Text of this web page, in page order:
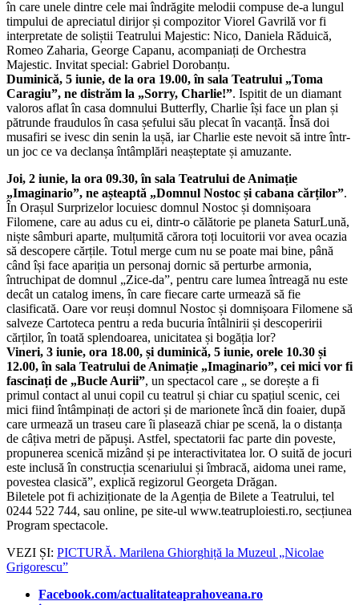
în care unele dintre cele mai îndrăgite melodii compuse de-a lungul
timpului de apreciatul dirijor și compozitor Viorel Gavrilă vor fi
interpretate de soliștii Teatrului Majestic: Nico, Daniela Răduică,
Romeo Zaharia, George Capanu, acompaniați de Orchestra
Majestic. Invitat special: Gabriel Dorobanțu.
Duminică, 5 iunie, de la ora 19.00, în sala Teatrului „Toma
Caragiu”, ne distrăm la „Sorry, Charlie!”. Ispitit de un diamant
valoros aflat în casa domnului Butterfly, Charlie își face un plan și
pătrunde fraudulos în casa șefului său plecat în vacanță. Însă doi
musafiri se ivesc din senin la ușă, iar Charlie este nevoit să intre într-
un joc ce va declanșa întâmplări neașteptate și amuzante.
Joi, 2 iunie, la ora 09.30, în sala Teatrului de Animație
„Imaginario”, ne așteaptă „Domnul Nostoc și cabana cărților”.
În Orașul Surprizelor locuiesc domnul Nostoc și domnișoara
Filomene, care au adus cu ei, dintr-o călătorie pe planeta SaturLună,
niște sâmburi aparte, mulțumită cărora toți locuitorii vor avea ocazia
să descopere cărțile. Totul merge cum nu se poate mai bine, până
când își face apariția un personaj dornic să perturbe armonia,
întruchipat de domnul „Zice-da”, pentru care lumea întreagă nu este
decât un catalog imens, în care fiecare carte urmează să fie
clasificată. Oare vor reuși domnul Nostoc și domnișoara Filomene să
salveze Cartoteca pentru a reda bucuria întâlnirii și descoperirii
cărților, în toată splendoarea, unicitatea și bogăția lor?
Vineri, 3 iunie, ora 18.00, și duminică, 5 iunie, orele 10.30 și
12.00, în sala Teatrului de Animație „Imaginario”, cei mici vor fi
fascinați de „Bucle Aurii”, un spectacol care „ se dorește a fi
primul contact al unui copil cu teatrul și chiar cu spațiul scenic, cei
mici fiind întâmpinați de actori și de marionete încă din foaier, după
care urmează un traseu care îi plasează chiar pe scenă, la o distanța
de câțiva metri de păpuși. Astfel, spectatorii fac parte din poveste,
propunerea scenică mizând și pe interactivitatea lor. O suită de jocuri
este inclusă în construcția scenariului și îmbracă, aidoma unei rame,
povestea clasică”, explică regizorul Georgeta Drăgan.
Biletele pot fi achiziționate de la Agenția de Bilete a Teatrului, tel
0244 522 744, sau online, pe site-ul www.teatruploiesti.ro, secțiunea
Program spectacole.
VEZI ȘI: PICTURĂ. Marilena Ghiorghiță la Muzeul „Nicolae
Grigorescu”
Facebook.com/actualitateaprahoveana.ro